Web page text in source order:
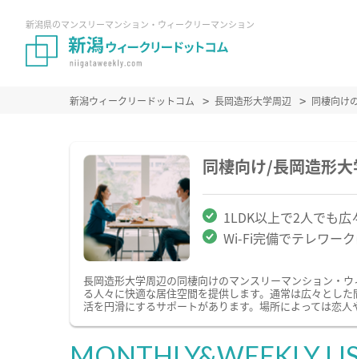
新潟県のマンスリーマンション・ウィークリーマンション
新潟ウィークリードットコム 長岡造形大学周辺 同棲向け
同棲向け/長岡造形
1LDK以上で2人でも広
Wi-Fi完備でテレワー
長岡造形大学周辺の同棲向けのマンスリーマンション・
る人々に快適な居住空間を提供します。通常は広々とし
活を円滑にするサポートがあります。場所によっては恋